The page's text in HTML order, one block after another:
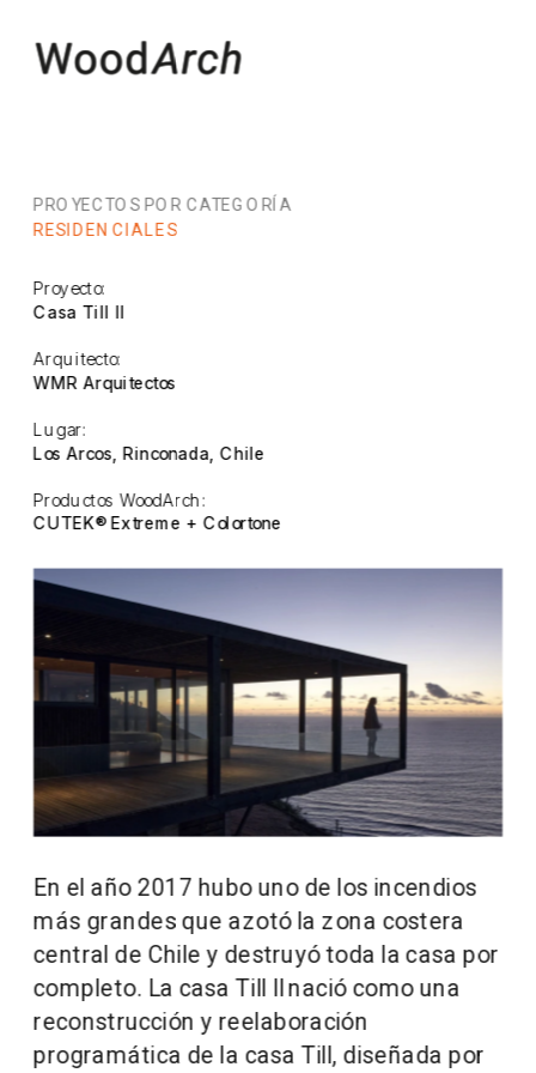
PROYECTOS POR CATEGORÍA
RESIDENCIALES
Proyecto:
Casa Till II
Arquitecto:
WMR Arquitectos
Lugar:
Los Arcos, Rinconada, Chile
Productos WoodArch:
CUTEK® Extreme + Colortone
En el año 2017 hubo uno de los incendios
más grandes que azotó la zona costera
central de Chile y destruyó toda la casa por
completo. La casa Till II nació como una
reconstrucción y reelaboración
programática de la casa Till, diseñada por